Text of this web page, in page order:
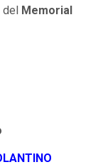
Memorial